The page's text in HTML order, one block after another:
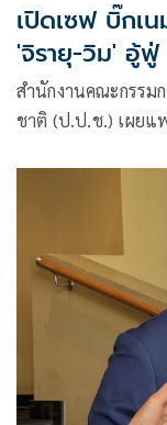
เปิดเซฟ บิ๊กเ
'จิรายุ-วิม' อู้ฟู่
สำนักงานคณะกรรม
ชาติ (ป.ป.ช.) เผย
จิรายุ ห่วงทรัพย์ อ
ตำแหน่งกรรมการบ